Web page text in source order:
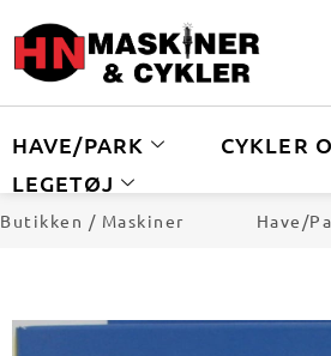
HAVE/PARK CYKLER
LEGETØJ
Butikken / Maskiner Have/